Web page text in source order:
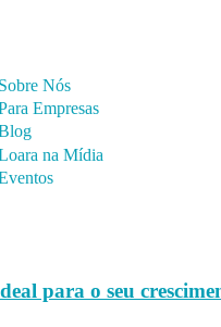
Sobre Nós
Empresas
na Mídia
para o seu